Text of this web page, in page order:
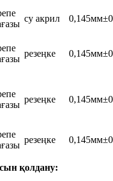
су акрил
резеңке
резеңке
резеңке
қолдану: